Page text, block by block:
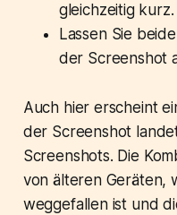
gleichzeitig kurz.
Lassen Sie
der Screenshot
Auch hier erscheint
der Screenshot
Screenshots. Die
von älteren Geräten,
weggefallen ist und